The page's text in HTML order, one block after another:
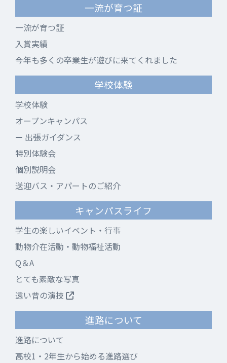
一流が育つ証
一流が育つ証
入賞実績
今年も多くの卒業生が遊びに来てくれました
学校体験
学校体験
オープンキャンパス
出張ガイダンス
特別体験会
個別説明会
送迎バス・アパートのご紹介
キャンパスライフ
学生の楽しいイベント・行事
動物介在活動・動物福祉活動
Q＆A
とても素敵な写真
遠い昔の演技
進路について
進路について
高校1・2年生から始める進路選び